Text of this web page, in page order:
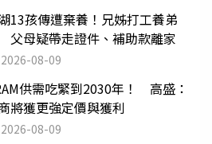
13孩傳遭棄養！兄姊打工養弟
母疑帶走證件、補助款離家
2026-08-09
供需吃緊到2030年！ 高盛：
將獲更強定價與獲利
2026-08-09